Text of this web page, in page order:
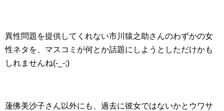
異性問題を提供してくれない市川猿之助さんのわずかの女
性ネタを、マスコミが何とか話題にしようとしただけかも
しれませんね(-_-;)
蓮佛美沙子さん以外にも、過去に彼女ではないかとウワサ